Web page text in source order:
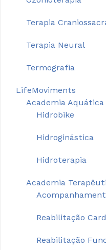
Terapia
Terapia Neural
Termografia
LifeMoviments
Academia Aquática
Hidrobike
Hidroginástica
Hidroterapia
Academia
Reabilitação
Reabilitação